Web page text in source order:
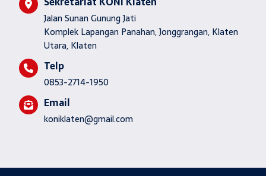
Jalan Sunan Gunung Jati
Komplek Lapangan Panahan, Jonggrangan, Klaten
Utara, Klaten
Telp
0853-2714-1950
Email
koniklaten@gmail.com